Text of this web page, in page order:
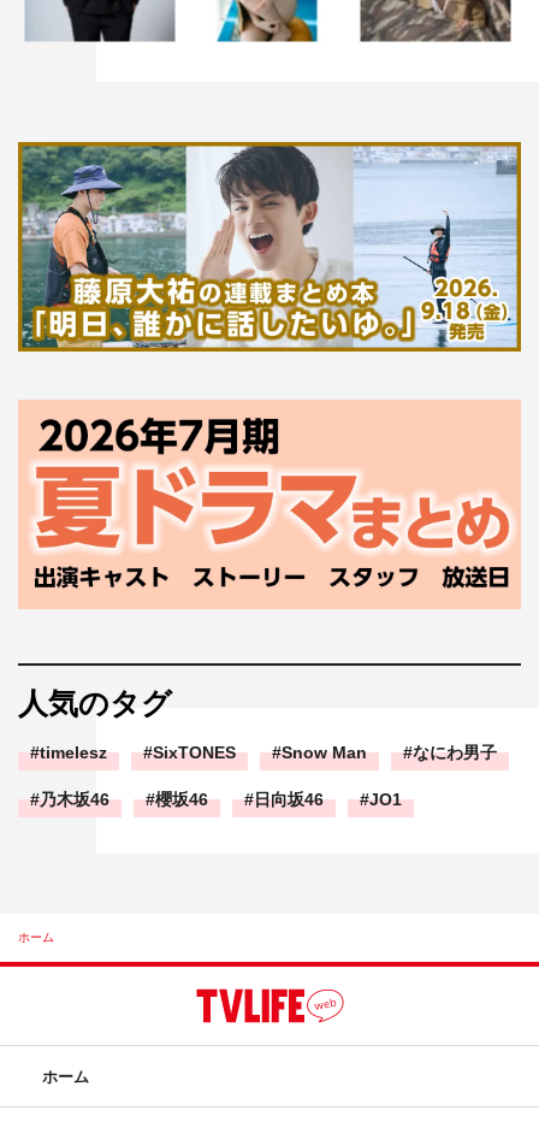
人気のタグ
timelesz SixTONES Snow Man なにわ男子
乃木坂46 櫻坂46 日向坂46 JO1
ホーム
ホーム